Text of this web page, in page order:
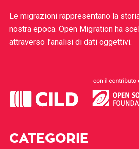
Le migrazioni rappresentano la
nostra epoca. Open Migration ha
attraverso l’analisi di dati oggettivi.
CATEGORIE